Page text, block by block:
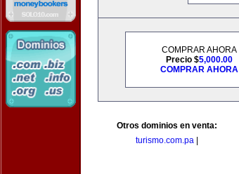
COMPRAR AHORA
Precio $5,000.00
COMPRAR AHORA
Otros dominios en venta:
turismo.com.pa